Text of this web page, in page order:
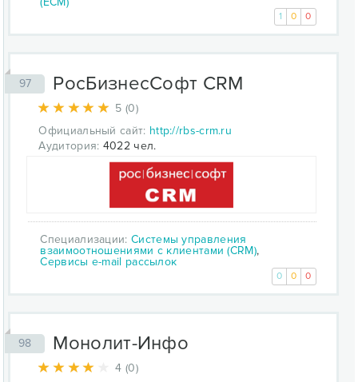
1 0 0
97 РосБизнесСофт CRM
5 (0)
Официальный сайт: http://rbs-crm.ru
Аудитория: 4022 чел.
Специализации: Системы управления
взаимоотношениями с клиентами (CRM),
Сервисы e-mail рассылок
0 0 0
98 Монолит-Инфо
4 (0)